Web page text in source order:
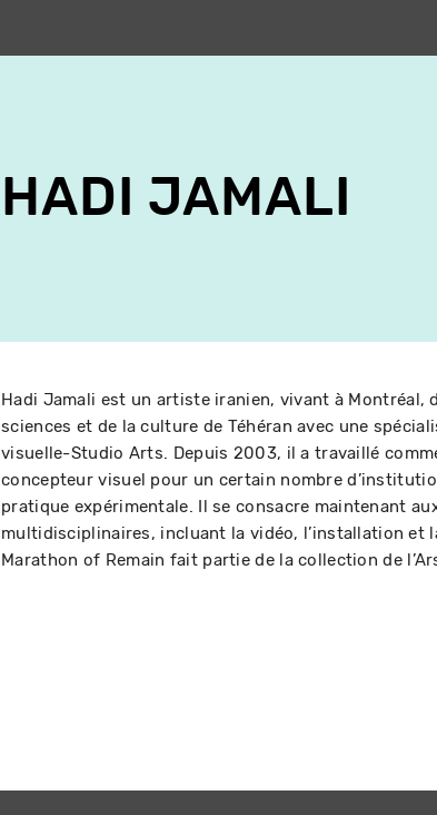
HADI JAMALI
Hadi Jamali est un artiste iranien, vivant à Montréal,
sciences et de la culture de Téhéran avec une
visuelle-Studio Arts. Depuis 2003, il a travaillé
concepteur visuel pour un certain nombre
pratique expérimentale. Il se consacre maintenant
multidisciplinaires, incluant la vidéo, l’installation et
Marathon of Remain fait partie de la collection de